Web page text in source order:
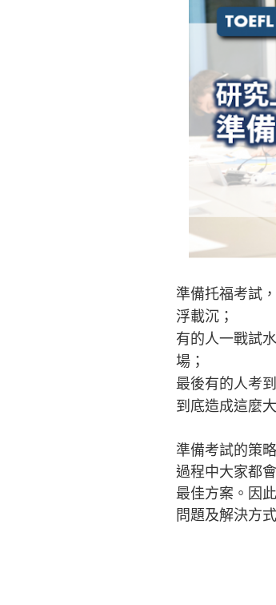
準備托福考試
浮載沉；
有的人一戰試
場；
最後有的人考
到底造成這麼
準備考試的策
過程中大家都
最佳方案。因
問題及解決方